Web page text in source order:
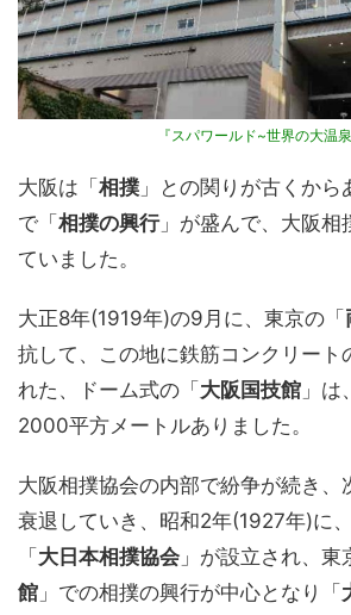
『スパワールド~世界の大温泉
大阪は「 相撲 」との関りが古くか
で「 相撲の興行」が盛んで、大阪相
ていました。
大正8年(1919年)の9月に、東京の「
抗して、この地に鉄筋コンクリート
れた、ドーム式の「 大阪国技館 」
2000平方メートルありました。
大阪相撲協会の内部で紛争が続き、
衰退していき、昭和2年(1927年)に
「 大日本相撲協会 」が設立され、東
館 」での相撲の興行が中心となり「